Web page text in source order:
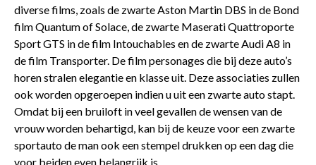
diverse films, zoals de zwarte Aston Martin DBS in de Bond
film Quantum of Solace, de zwarte Maserati Quattroporte
Sport GTS in de film Intouchables en de zwarte Audi A8 in
de film Transporter. De film personages die bij deze auto’s
horen stralen elegantie en klasse uit. Deze associaties zullen
ook worden opgeroepen indien u uit een zwarte auto stapt.
Omdat bij een bruiloft in veel gevallen de wensen van de
vrouw worden behartigd, kan bij de keuze voor een zwarte
sportauto de man ook een stempel drukken op een dag die
voor beiden even belangrijk is.